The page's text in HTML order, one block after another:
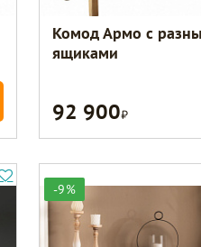
Комод Армо с
ящиками
92 900Р
-9%